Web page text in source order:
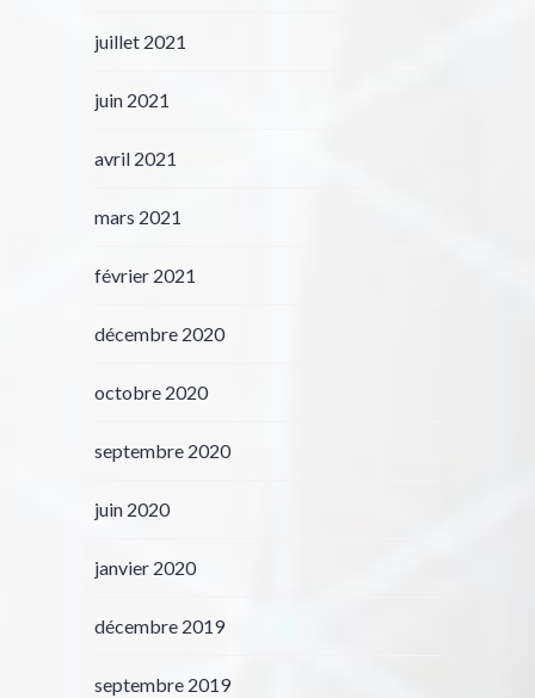
juillet 2021
juin 2021
avril 2021
mars 2021
février 2021
décembre 2020
octobre 2020
septembre 2020
juin 2020
janvier 2020
décembre 2019
septembre 2019